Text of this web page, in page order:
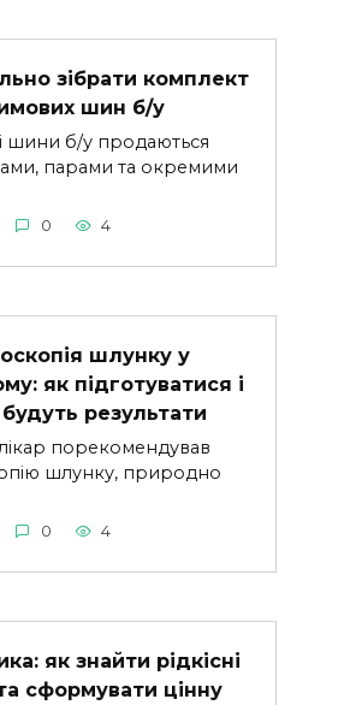
зібрати комплект
шин б/у
шини б/у продаються
парами та окремими
0 4
шлунку у
як підготуватися і
результати
порекомендував
шлунку, природно
0 4
як знайти рідкісні
сформувати цінну